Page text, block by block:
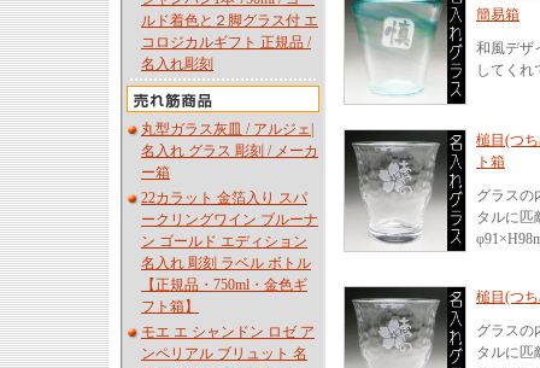
ルド着色と２脚グラス付 エ
コロジカルギフト 正規品 /
名入れ彫刻
丸型ガラス灰皿 / アルジェ|
名入れ グラス 彫刻 / メーカ
ー箱
22カラット 金箔入り スパ
ークリングワイン ブルーナ
ン ゴールド エディション
名入れ 彫刻 ラベル ボトル
【正規品・750ml・金色ギ
フト箱】
モエ エ シャンドン ロゼ ア
ンペリアル ブリュット 名
簡易箱
和風デザ
してくれ
槌目(つ
ト箱
グラスの
タルに匹
槌目(つ
グラスの
タルに匹